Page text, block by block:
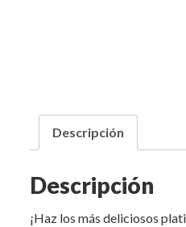
Descripción
Descripción
¡Haz los más deliciosos